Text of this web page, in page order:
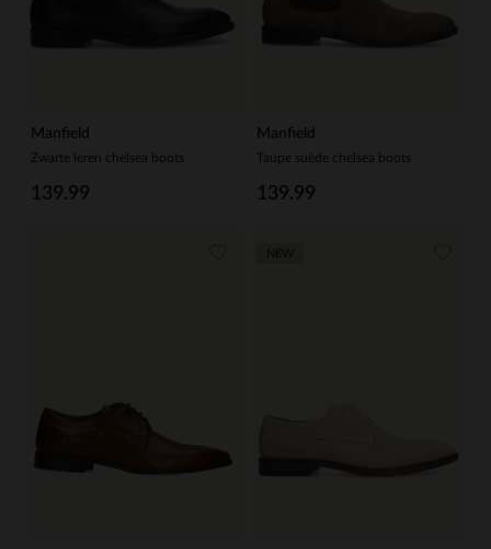
Manfield
Zwarte leren chelsea boots
139.99
Manfield
Taupe suède chelsea boots
139.99